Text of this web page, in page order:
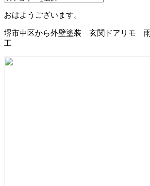
おはようございます。
堺市中区から外壁塗装 玄関ドアリモ
工